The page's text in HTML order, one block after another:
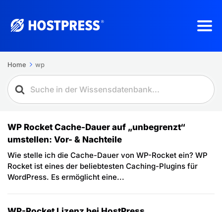
Home wp
WP Rocket Cache-Dauer auf „unbegrenzt“
umstellen: Vor- & Nachteile
Wie stelle ich die Cache-Dauer von WP-Rocket ein? WP
Rocket ist eines der beliebtesten Caching-Plugins für
WordPress. Es ermöglicht eine...